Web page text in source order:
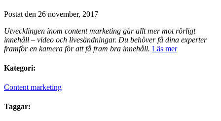
Postat den 26 november, 2017
Utvecklingen inom content marketing går allt mer mot rörligt
innehåll – video och livesändningar. Du behöver få dina experter
framför en kamera för att få fram bra innehåll. Läs mer
Kategori:
Content marketing
Taggar: